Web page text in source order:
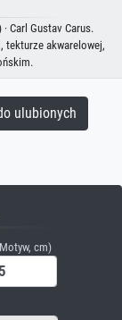
Carl Gustav Carus.
tekturze akwarelowej,
ulubionych
cm)